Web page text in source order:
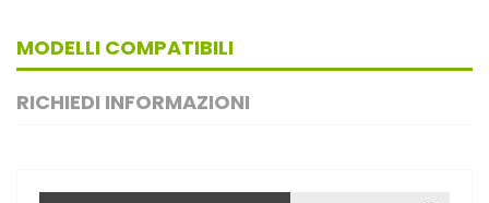
MODELLI COMPATIBILI
RICHIEDI INFORMAZIONI